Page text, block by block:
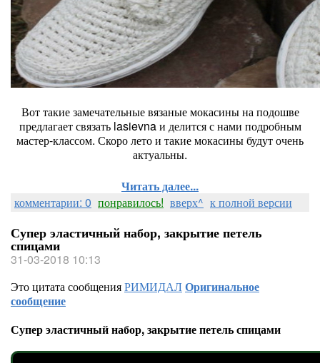
Вот такие замечательные вязаные мокасины на подошве
предлагает связать lasievna и делится с нами подробным
мастер-классом. Скоро лето и такие мокасины будут очень
актуальны.
Читать далее...
комментарии: 0 понравилось! вверх^ к полной версии
Супер эластичный набор, закрытие петель
спицами
31-03-2018 10:13
Это цитата сообщенияРИМИДАЛОригинальное
сообщение
Супер эластичный набор, закрытие петель спицами